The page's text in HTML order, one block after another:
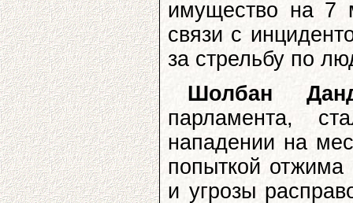
имущество на 7
связи с
за стрельбу по
Шолбан
парламента,
нападении на
попыткой отжима
и угрозы